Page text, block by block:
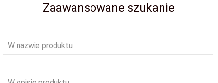
Zaawansowane szukanie
W nazwie produktu: